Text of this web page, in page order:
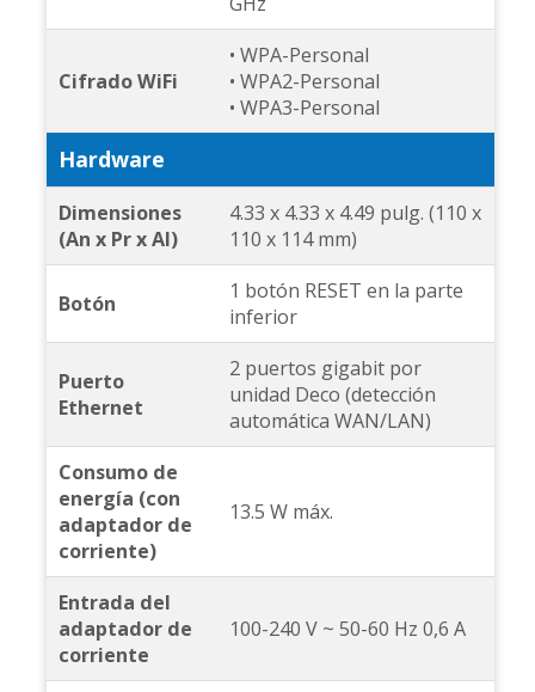
Cifrado WiFi
• WPA-Personal
• WPA2-Personal
• WPA3-Personal
Hardware
Dimensiones
(An x Pr x Al)
4.33 x 4.33 x 4.49 pulg. (110 x
110 x 114 mm)
Botón
1 botón RESET en la parte
inferior
Puerto
Ethernet
2 puertos gigabit por
unidad Deco (detección
automática WAN/LAN)
Consumo de
energía (con
adaptador de
corriente)
13.5 W máx.
Entrada del
adaptador de
corriente
100-240 V ~ 50-60 Hz 0,6 A